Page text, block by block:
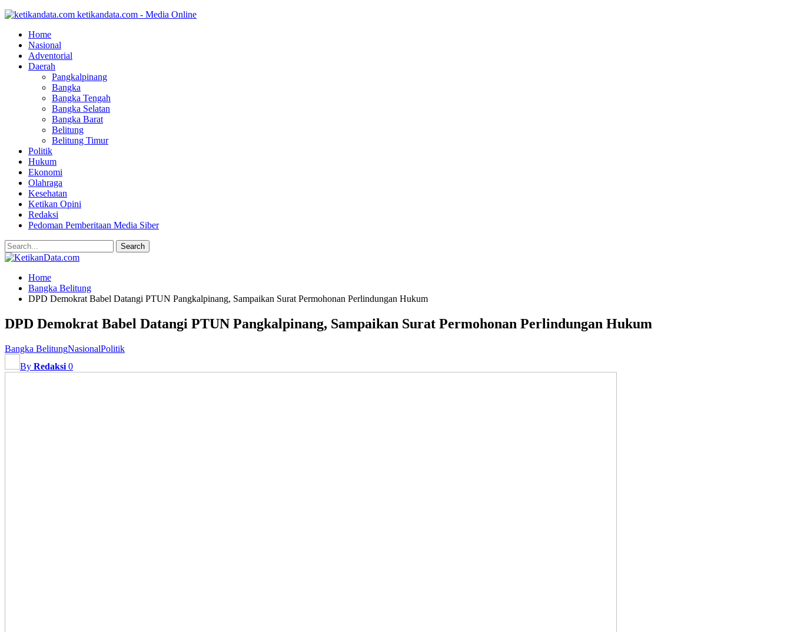
ketikandata.com - Media Online
Home
Nasional
Adventorial
Daerah
Pangkalpinang
Bangka
Bangka Tengah
Bangka Selatan
Bangka Barat
Belitung
Belitung Timur
Politik
Hukum
Ekonomi
Olahraga
Kesehatan
Ketikan Opini
Redaksi
Pedoman Pemberitaan Media Siber
Home
Bangka Belitung
DPD Demokrat Babel Datangi PTUN Pangkalpinang, Sampaikan Surat Permohonan Perlindungan Hukum
DPD Demokrat Babel Datangi PTUN Pangkalpinang, Sampaikan Surat Permohonan Perlindungan Hukum
Bangka BelitungNasionalPolitik
By Redaksi 0